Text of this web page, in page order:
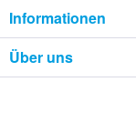
Informationen
Über uns